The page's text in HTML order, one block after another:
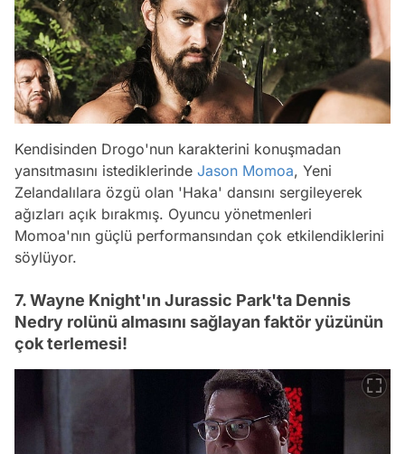
Kendisinden Drogo'nun karakterini konuşmadan
yansıtmasını istediklerinde Jason Momoa, Yeni
Zelandalılara özgü olan 'Haka' dansını sergileyerek
ağızları açık bırakmış. Oyuncu yönetmenleri
Momoa'nın güçlü performansından çok etkilendiklerini
söylüyor.
7. Wayne Knight'ın Jurassic Park'ta Dennis
Nedry rolünü almasını sağlayan faktör yüzünün
çok terlemesi!